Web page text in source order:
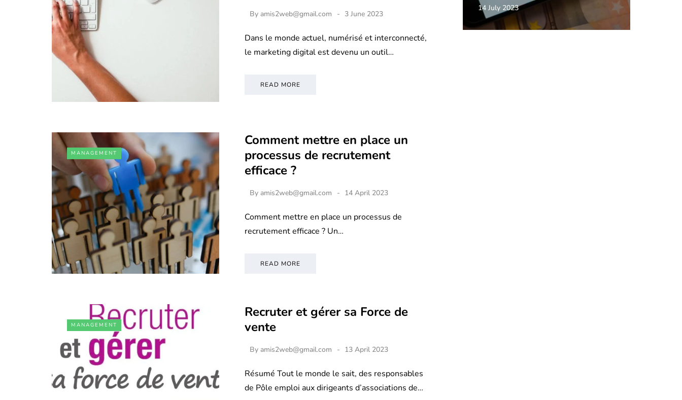
By amis2web@gmail.com 3 June 2023
Dans le monde actuel, numérisé et interconnecté,
le marketing digital est devenu un outil…
READ MORE
MANAGEMENT
Comment mettre en place un
processus de recrutement
efficace ?
By amis2web@gmail.com 14 April 2023
Comment mettre en place un processus de
recrutement efficace ? Un…
READ MORE
MANAGEMENT
Recruter et gérer sa Force de
vente
By amis2web@gmail.com 13 April 2023
Résumé Tout le monde le sait, des responsables
de Pôle emploi aux dirigeants d’associations de…
14 July 2023